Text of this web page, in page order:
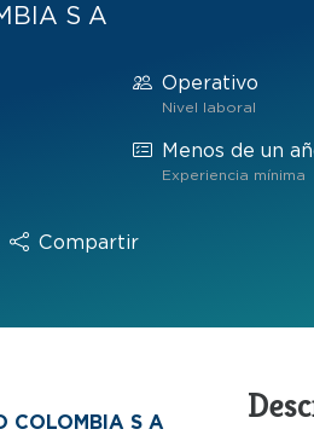
S A
Operativo
Nivel laboral
Menos de un
Experiencia mínima
Compartir
COLOMBIA S A